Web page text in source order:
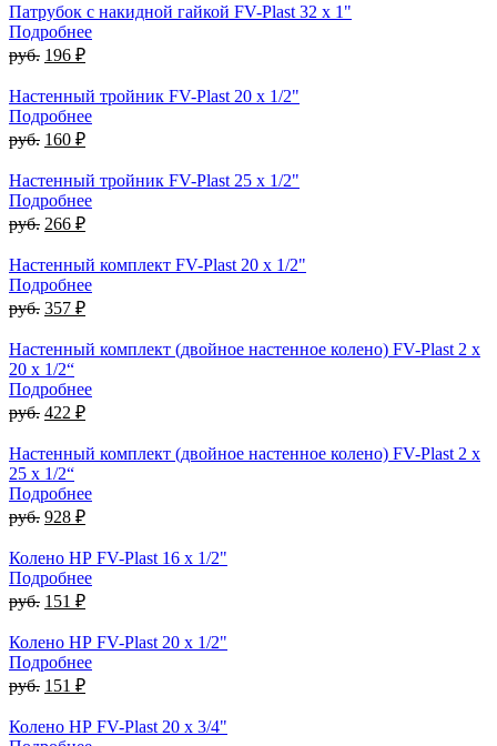
Патрубок с накидной гайкой FV-Plast 32 x 1"
Подробнее
руб. 196 ₽
Настенный тройник FV-Plast 20 x 1/2"
Подробнее
руб. 160 ₽
Настенный тройник FV-Plast 25 x 1/2"
Подробнее
руб. 266 ₽
Настенный комплект FV-Plast 20 x 1/2"
Подробнее
руб. 357 ₽
Настенный комплект (двойное настенное колено) FV-Plast 2 x
20 x 1/2“
Подробнее
руб. 422 ₽
Настенный комплект (двойное настенное колено) FV-Plast 2 x
25 x 1/2“
Подробнее
руб. 928 ₽
Колено НР FV-Plast 16 x 1/2"
Подробнее
руб. 151 ₽
Колено НР FV-Plast 20 x 1/2"
Подробнее
руб. 151 ₽
Колено НР FV-Plast 20 x 3/4"